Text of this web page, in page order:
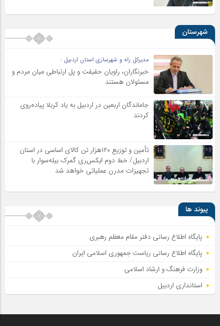
شهرستان
مدیرکل راه و شهرسازی استان اردبیل :
خبرنگاران، راویان حقیقت و پل ارتباطی میان مردم و
مسئولان هستند
جاماندگان اربعین در اردبیل به یاد کربلا پیاده‌روی
کردند
تأمین و توزیع ۱۲۰هزار تن کالای اساسی در استان
اردبیل/ خط دوم ایکس‌ری گمرک بیله‌سوار با
تجهیزات مدرن عملیاتی خواهد شد
پیوند ها
پایگاه اطلاع رسانی دفتر مقام معظم رهبری
پایگاه اطلاع‌ رسانی ریاست‌ جمهوری اسلامی ایران
وزارت فرهنگ و ارشاد اسلامی
استانداری اردبیل